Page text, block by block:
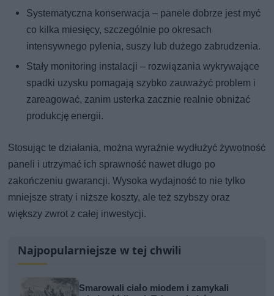
Systematyczna konserwacja – panele dobrze jest myć
co kilka miesięcy, szczególnie po okresach
intensywnego pylenia, suszy lub dużego zabrudzenia.
Stały monitoring instalacji – rozwiązania wykrywające
spadki uzysku pomagają szybko zauważyć problem i
zareagować, zanim usterka zacznie realnie obniżać
produkcję energii.
Stosując te działania, można wyraźnie wydłużyć żywotność
paneli i utrzymać ich sprawność nawet długo po
zakończeniu gwarancji. Wysoka wydajność to nie tylko
mniejsze straty i niższe koszty, ale też szybszy oraz
większy zwrot z całej inwestycji.
Najpopularniejsze w tej chwili
Smarowali ciało miodem i zamykali